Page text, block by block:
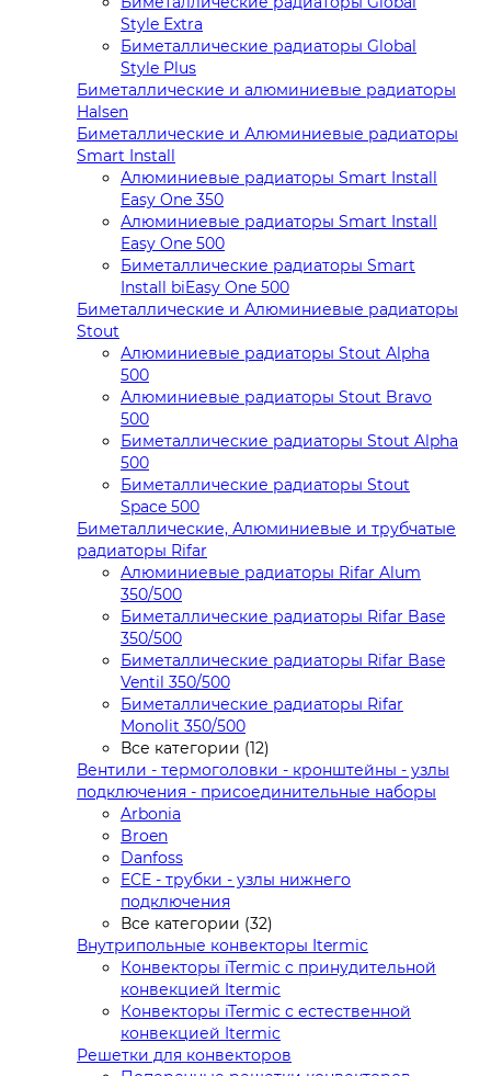
Style Extra
Биметаллические радиаторы Global
Style Plus
Биметаллические и алюминиевые радиаторы
Halsen
Биметаллические и Алюминиевые радиаторы
Smart Install
Алюминиевые радиаторы Smart Install
Easy One 350
Алюминиевые радиаторы Smart Install
Easy One 500
Биметаллические радиаторы Smart
Install biEasy One 500
Биметаллические и Алюминиевые радиаторы
Stout
Алюминиевые радиаторы Stout Alpha
500
Алюминиевые радиаторы Stout Bravo
500
Биметаллические радиаторы Stout Alpha
500
Биметаллические радиаторы Stout
Space 500
Биметаллические, Алюминиевые и трубчатые
радиаторы Rifar
Алюминиевые радиаторы Rifar Alum
350/500
Биметаллические радиаторы Rifar Base
350/500
Биметаллические радиаторы Rifar Base
Ventil 350/500
Биметаллические радиаторы Rifar
Monolit 350/500
Все категории (12)
Вентили - термоголовки - кронштейны - узлы
подключения - присоединительные наборы
Arbonia
Broen
Danfoss
ECE - трубки - узлы нижнего
подключения
Все категории (32)
Внутрипольные конвекторы Itermic
Конвекторы iTermic c принудительной
конвекцией Itermic
Конвекторы iTermic с естественной
конвекцией Itermic
Решетки для конвекторов